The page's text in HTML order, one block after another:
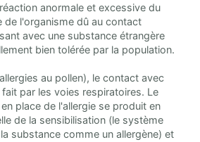
anormale et excessive du
de l'organisme dû au contact
avec une substance étrangère
bien tolérée par la population.
au pollen), le contact avec
fait par les voies respiratoires. Le
place de l'allergie se produit en
de la sensibilisation (le système
substance comme un allergène) et